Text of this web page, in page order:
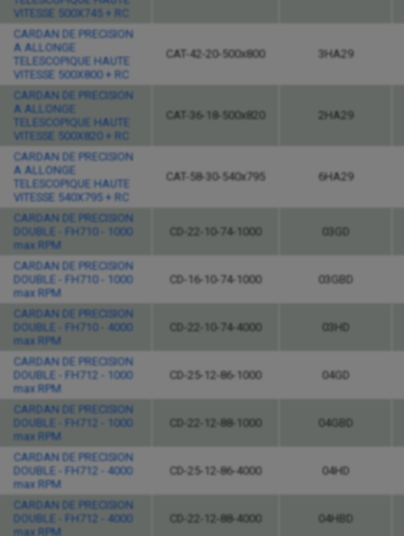
VITESSE 500X745 + RC
CARDAN DE PRECISION
A ALLONGE
TELESCOPIQUE HAUTE
VITESSE 500X800 + RC
CAT-42-20-500x800 3HA29
CARDAN DE PRECISION
A ALLONGE
TELESCOPIQUE HAUTE
VITESSE 500X820 + RC
CAT-36-18-500x820 2HA29
CARDAN DE PRECISION
A ALLONGE
TELESCOPIQUE HAUTE
VITESSE 540X795 + RC
CAT-58-30-540x795 6HA29
CARDAN DE PRECISION
DOUBLE - FH710 - 1000
max RPM
CD-22-10-74-1000 03GD
CARDAN DE PRECISION
DOUBLE - FH710 - 1000
max RPM
CD-16-10-74-1000 03GBD
CARDAN DE PRECISION
DOUBLE - FH710 - 4000
max RPM
CD-22-10-74-4000 03HD
CARDAN DE PRECISION
DOUBLE - FH712 - 1000
max RPM
CD-25-12-86-1000 04GD
CARDAN DE PRECISION
DOUBLE - FH712 - 1000
max RPM
CD-22-12-88-1000 04GBD
CARDAN DE PRECISION
DOUBLE - FH712 - 4000
max RPM
CD-25-12-86-4000 04HD
CARDAN DE PRECISION
DOUBLE - FH712 - 4000
max RPM
CD-22-12-88-4000 04HBD